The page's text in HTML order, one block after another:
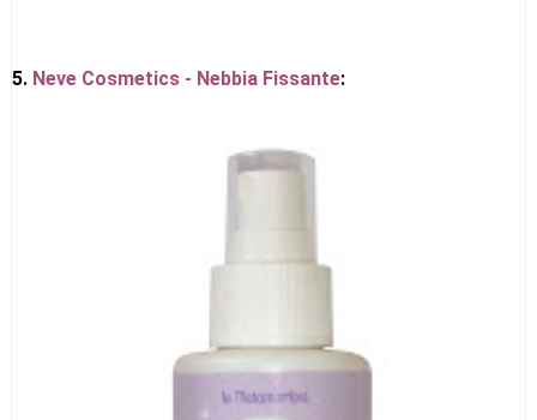
5. Neve Cosmetics - Nebbia Fissante: